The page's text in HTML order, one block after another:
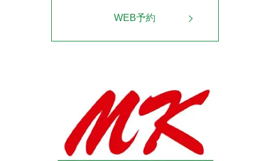
WEB予約